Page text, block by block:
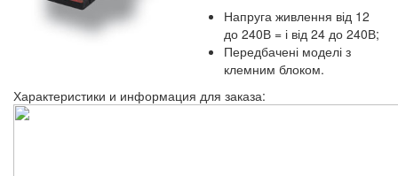
Напруга живлення від 12
до 240В = і від 24 до 240В;
Передбачені моделі з
клемним блоком.
Характеристики и информация для заказа: